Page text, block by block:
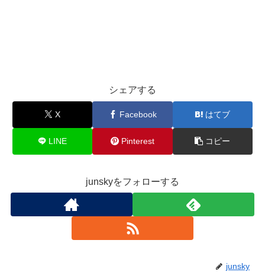
シェアする
X Facebook はてブ
LINE Pinterest コピー
junskyをフォローする
junsky